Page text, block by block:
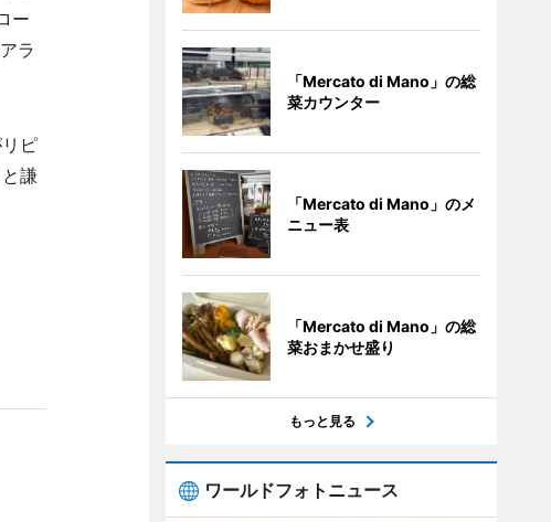
ー
ラ
ピ
謙
「Mercato di Mano」の総
菜カウンター
「Mercato di Mano」のメ
ニュー表
「Mercato di Mano」の総
菜おまかせ盛り
もっと見る
ワールドフォトニュース